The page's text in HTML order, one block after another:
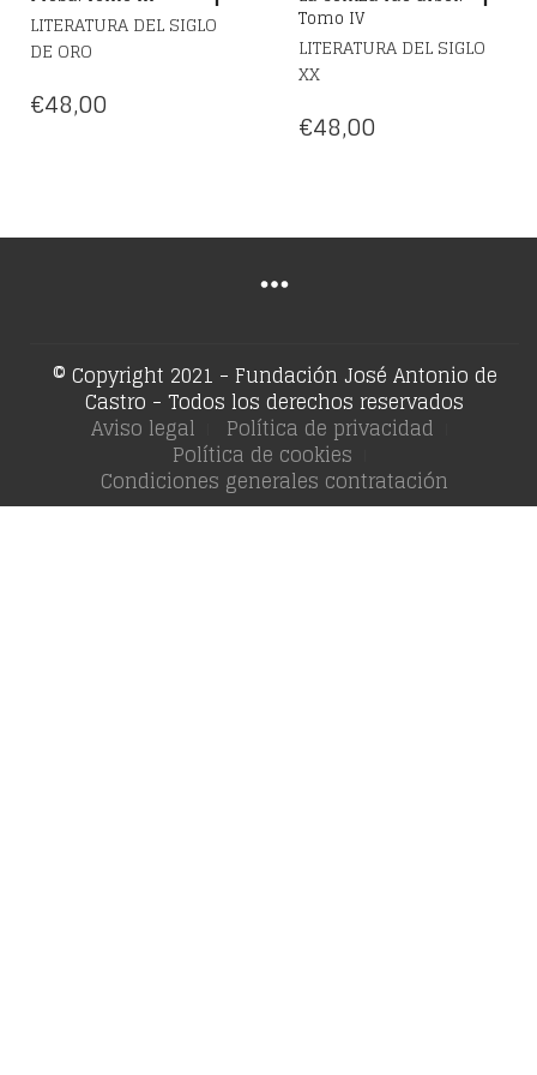
LITERATURA DEL SIGLO
DE ORO
€48,00
Tomo IV
LITERATURA DEL SIGLO
XX
€48,00
© Copyright 2021 - Fundación José Antonio de
Castro - Todos los derechos reservados
Aviso legal Política de privacidad
Política de cookies
Condiciones generales contratación